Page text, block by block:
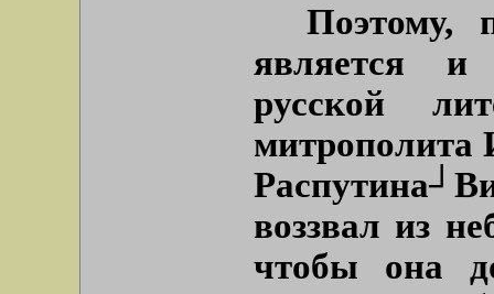
Поэтому,
является
русской
митрополита
воззвал из
чтобы она